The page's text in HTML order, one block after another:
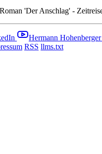
'Der Anschlag' -
Hermann
RSS llms.txt